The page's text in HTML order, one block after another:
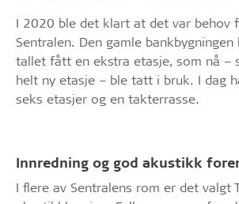
I 2020 ble det klart at det var behov
Sentralen. Den gamle
tallet fått en ekstra etasje, som nå –
helt ny etasje – ble tatt i bruk. I dag
seks etasjer og en takterrasse.
Innredning og god akustikk
I flere av Sentralens rom er det valgt